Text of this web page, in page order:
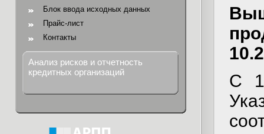
Блок ввода исходных данных
Прайс-лист
Контакты
Анализ рисков и отчетность
кредитных организаций
10.2
С 1